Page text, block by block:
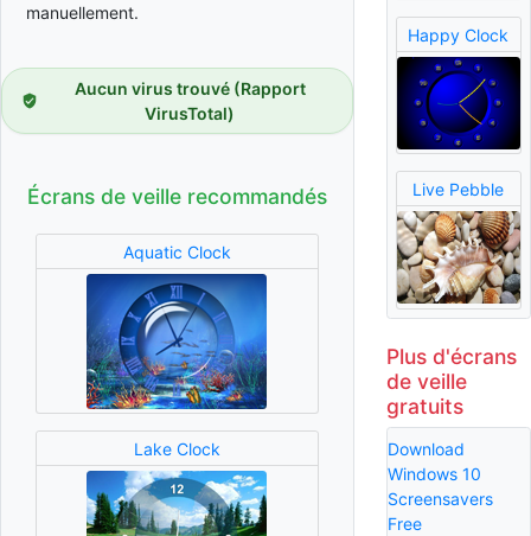
manuellement.
Aucun virus trouvé (Rapport
VirusTotal)
Écrans de veille recommandés
Aquatic Clock
Lake Clock
Happy Clock
Live Pebble
Plus d'écrans
de veille
gratuits
Download
Windows 10
Screensavers
Free